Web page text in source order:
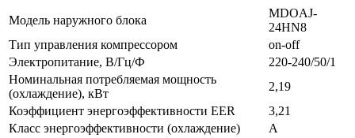
Модель наружного блока
MDOAJ-
24HN8
Тип управления компрессором
on-off
Электропитание, В/Гц/Ф
220-240/50/1
Номинальная потребляемая мощность
(охлаждение), кВт
2,19
Коэффициент энергоэффективности EER
3,21
Класс энергоэффективности (охлаждение)
A